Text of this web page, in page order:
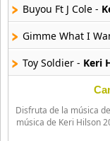
Big Time Rush
14 músicas online
Bikeride
61 músicas online
Billie Eilish
Buyou Ft J Cole -
Gimme What I
Toy Soldier - Keri
All The Boys -
Disfruta de la música de
música de Keri Hilson